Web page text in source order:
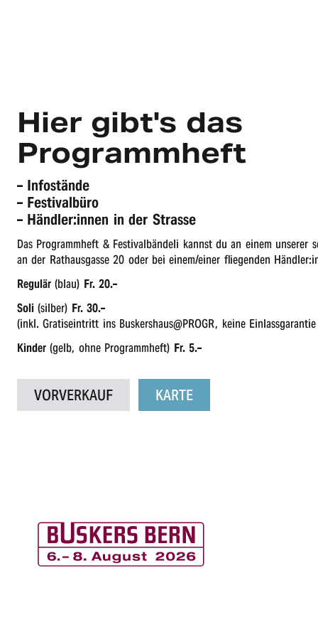
Hier gibt's das
Programmheft
– Infostände
– Festivalbüro
– Händler:innen in der Strasse
Das Programm­heft & Festi­val­bän­de­li kannst du an einem unse­rer
an der Rathaus­gas­se 20 oder bei einem/​einer flie­gen­den
Regulär(blau) Fr. 20.–
Soli(silber) Fr. 30.–
(inkl. Gratis­ein­tritt ins Buskershaus@PROGR, keine
Kinder(gelb, ohne Programm­heft) Fr. 5.–
VORVER­KAUF KARTE